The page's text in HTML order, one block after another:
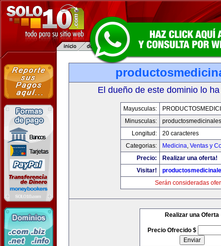
El dueño de este dominio lo
Mayusculas:
Minusculas:
Longitud:
20 caracteres
Categorias:
Medicina, Ventas y
Precio:
Realizar una oferta!
Visitar!
Serán consideradas
Realizar una Oferta
Precio Ofrecido $